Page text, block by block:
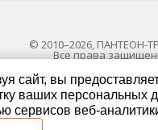
© 2010–2026, ПАНТЕОН-
Все права
в отношении
сайт, вы
ваших персональных
сервисов веб-